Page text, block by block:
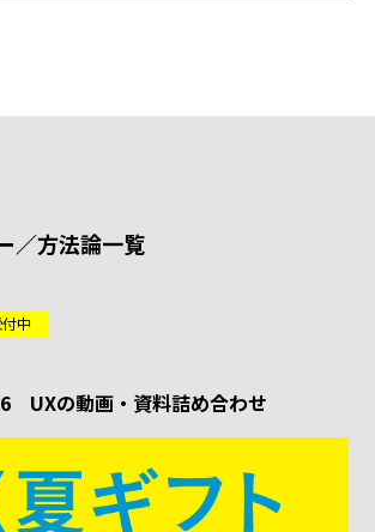
／方法論一覧
中
UXの動画・資料詰め合わせ